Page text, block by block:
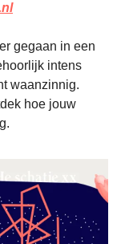
gegaan in een
intens
waanzinnig.
hoe jouw